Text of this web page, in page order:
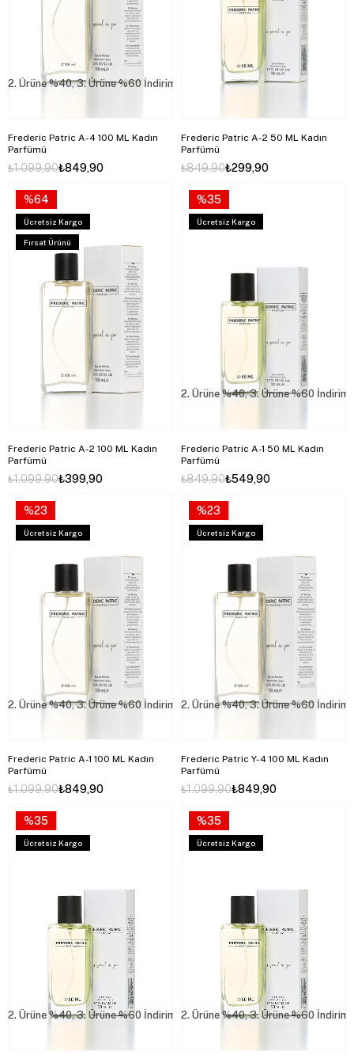
Frederic Patric A-4 100 ML Kadın
Parfümü
₺849,90
₺1.099,90
2. Ürüne %40, 3. Ürüne %60 İndirim
Frederic Patric A-2 50 ML Kadın
Parfümü
₺299,90
₺849,90
Frederic Patric A-2 100 ML Kadın
Parfümü
₺399,90
₺1.099,90
%64
Ücretsiz Kargo
Fırsat Ürünü
Frederic Patric A-1 50 ML Kadın
Parfümü
₺549,90
₺849,90
2. Ürüne %40, 3. Ürüne %60 İndirim
%35
Ücretsiz Kargo
Frederic Patric A-1 100 ML Kadın
Parfümü
₺849,90
₺1.099,90
2. Ürüne %40, 3. Ürüne %60 İndirim
%23
Ücretsiz Kargo
Frederic Patric Y-4 100 ML Kadın
Parfümü
₺849,90
₺1.099,90
2. Ürüne %40, 3. Ürüne %60 İndirim
%23
Ücretsiz Kargo
2. Ürüne %40, 3. Ürüne %60 İndirim
%35
Ücretsiz Kargo
2. Ürüne %40, 3. Ürüne %60 İndirim
%35
Ücretsiz Kargo